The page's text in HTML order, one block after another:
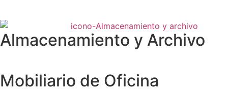
Almacenamiento y Archivo
Mobiliario de Oficina